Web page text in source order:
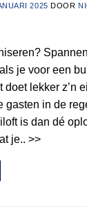
2025 DOOR
je voor een
lekker z’n
gasten in de
is dan dé
je.. >>